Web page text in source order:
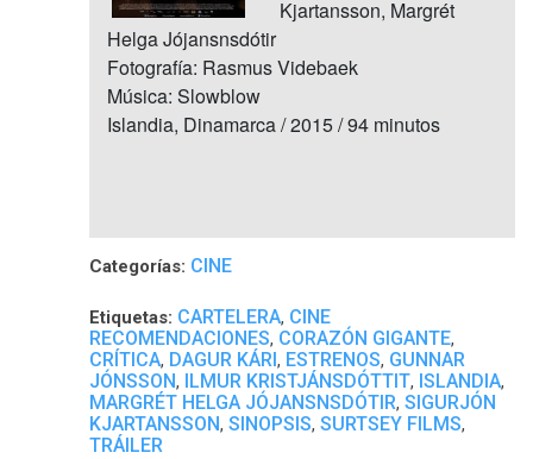
Kjartansson, Margrét
Helga Jójansnsdótir
Fotografía: Rasmus Videbaek
Música: Slowblow
Islandia, Dinamarca / 2015 / 94 minutos
Categorías: CINE
Etiquetas: CARTELERA, CINE
RECOMENDACIONES, CORAZÓN GIGANTE,
CRÍTICA, DAGUR KÁRI, ESTRENOS, GUNNAR
JÓNSSON, ILMUR KRISTJÁNSDÓTTIT, ISLANDIA,
MARGRÉT HELGA JÓJANSNSDÓTIR, SIGURJÓN
KJARTANSSON, SINOPSIS, SURTSEY FILMS,
TRÁILER